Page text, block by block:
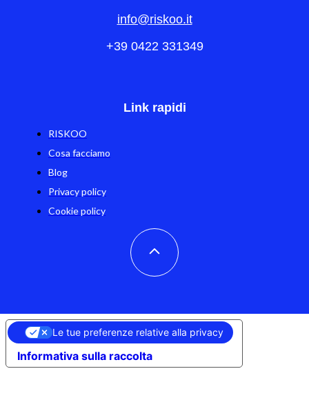
info@riskoo.it
+39 0422 331349
Link rapidi
RISKOO
Cosa facciamo
Blog
Privacy policy
Cookie policy
Informativa sulla raccolta
Le tue preferenze relative alla privacy